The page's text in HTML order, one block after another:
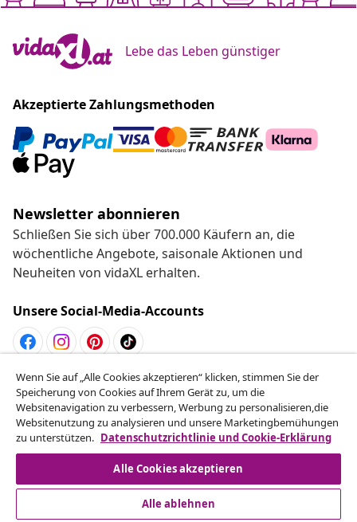
Lebe das Leben günstiger
Akzeptierte Zahlungsmethoden
Newsletter abonnieren
Schließen Sie sich über 700.000 Käufern an, die
wöchentliche Angebote, saisonale Aktionen und
Neuheiten von vidaXL erhalten.
Unsere Social-Media-Accounts
Vom Vertrag zurücktreten
Reiche einen Widerrufsantrag für deine Bestellung
ein.
Vom Vertrag zurücktreten
Wenn Sie auf „Alle Cookies akzeptieren“ klicken, stimmen Sie der
Speicherung von Cookies auf Ihrem Gerät zu, um die
Websitenavigation zu verbessern, Werbung zu personalisieren,die
Websitenutzung zu analysieren und unsere Marketingbemühungen
zu unterstützen. Datenschutzrichtlinie und Cookie-Erklärung
Alle Cookies akzeptieren
Alle ablehnen